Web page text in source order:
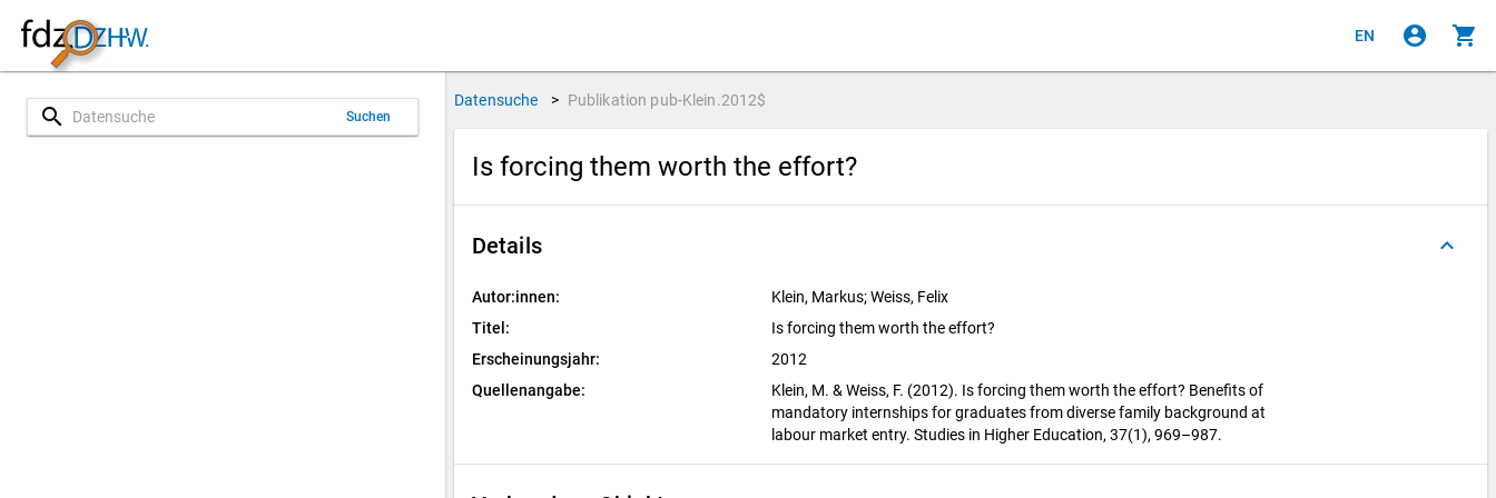
EN account_circle shopping_cart
search Suchen
Datensuche > Publikation pub-Klein.2012$
Is forcing them worth the effort?
Details keyboard_arrow_up
Autor:innen:
Klein, Markus; Weiss, Felix
Titel:
Is forcing them worth the effort?
Erscheinungsjahr:
2012
Quellenangabe:
Klein, M. & Weiss, F. (2012). Is forcing them worth the effort? Benefits of
mandatory internships for graduates from diverse family background at
labour market entry. Studies in Higher Education, 37(1), 969–987.